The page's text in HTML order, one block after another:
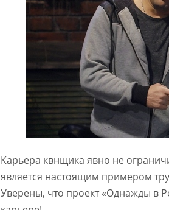
Карьера квнщика явно не
является настоящим примером
Уверены, что проект «Однажды в